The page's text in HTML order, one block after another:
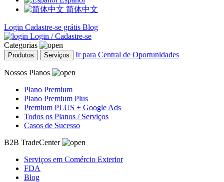
简体中文
Login Cadastre-se grátis Blog
Login / Cadastre-se
Categorias
Produtos Serviços Ir para Central de Oportunidades
Nossos Planos
Plano Premium
Plano Premium Plus
Premium PLUS + Google Ads
Todos os Planos / Serviços
Casos de Sucesso
B2B TradeCenter
Serviços em Comércio Exterior
FDA
Blog